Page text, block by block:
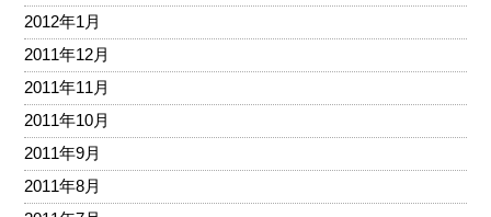
2012年1月
2011年12月
2011年11月
2011年10月
2011年9月
2011年8月